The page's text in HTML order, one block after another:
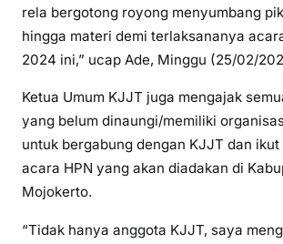
rela bergotong royong menyumbang
hingga materi demi terlaksananya
2024 ini,” ucap Ade, Minggu (25/02/
Ketua Umum KJJT juga mengajak
yang belum dinaungi/memiliki
untuk bergabung dengan KJJT dan
acara HPN yang akan diadakan di
Mojokerto.
“Tidak hanya anggota KJJT, saya